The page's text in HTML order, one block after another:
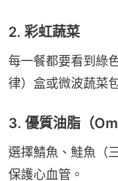
2. 彩虹蔬菜
每一餐都要看到綠
律）盒或微波蔬菜
3. 優質油脂（
選擇鯖魚、鮭魚（
保護心血管。